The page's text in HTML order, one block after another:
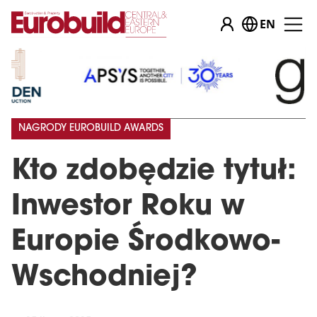
EN
Kto zdobędzie tytuł:
Inwestor Roku w
Europie Środkowo-
Wschodniej?
NAGRODY EUROBUILD AWARDS